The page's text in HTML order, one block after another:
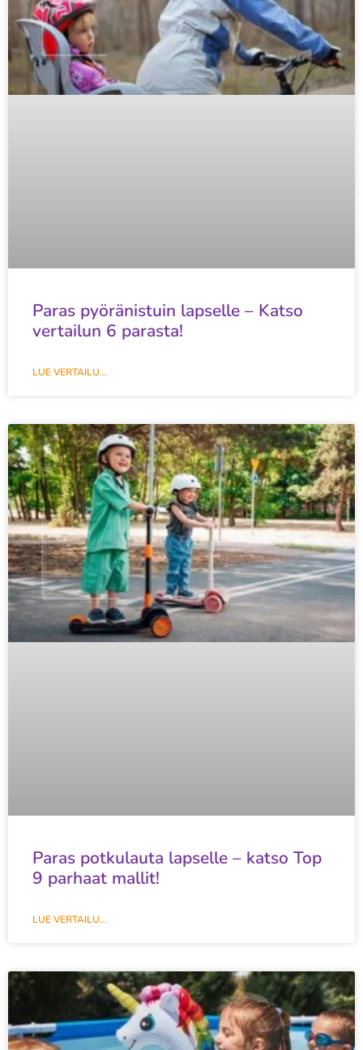
Paras pyöränistuin lapselle – Katso
vertailun 6 parasta!
LUE VERTAILU...
Paras potkulauta lapselle – katso Top
9 parhaat mallit!
LUE VERTAILU...